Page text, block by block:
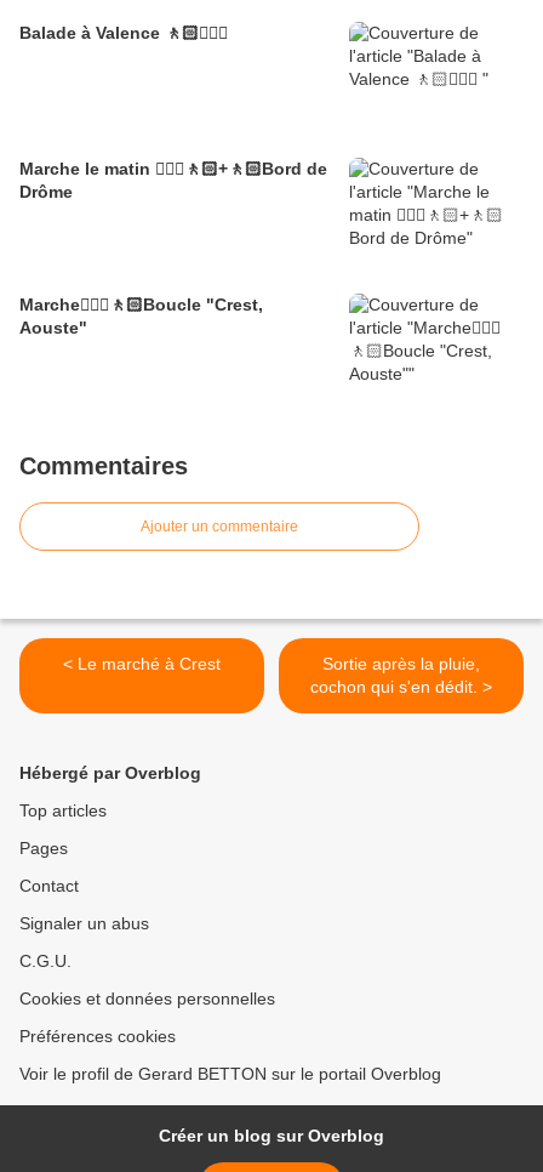
Balade à Valence 🚶🏻🚶🏼‍♂️
Marche le matin 🚶🏼‍♂️🚶🏻+🚶🏻Bord de
Drôme
Marche🚶🏼‍♂️🚶🏻Boucle "Crest,
Aouste"
Commentaires
Ajouter un commentaire
< Le marché à Crest
Sortie après la pluie,
cochon qui s'en dédit. >
Hébergé par Overblog
Top articles
Pages
Contact
Signaler un abus
C.G.U.
Cookies et données personnelles
Préférences cookies
Voir le profil de Gerard BETTON sur le portail Overblog
Créer un blog sur Overblog